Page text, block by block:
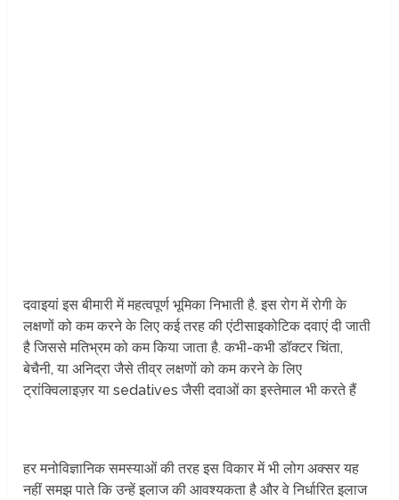
दवाइयां इस बीमारी में महत्वपूर्ण भूमिका निभाती है. इस रोग में रोगी के
लक्षणों को कम करने के लिए कई तरह की एंटीसाइकोटिक दवाएं दी जाती
है जिससे मतिभ्रम को कम किया जाता है. कभी-कभी डॉक्टर चिंता,
बेचैनी, या अनिद्रा जैसे तीव्र लक्षणों को कम करने के लिए
ट्रांक्विलाइज़र या sedatives जैसी दवाओं का इस्तेमाल भी करते हैं
हर मनोविज्ञानिक समस्याओं की तरह इस विकार में भी लोग अक्सर यह
नहीं समझ पाते कि उन्हें इलाज की आवश्यकता है और वे निर्धारित इलाज